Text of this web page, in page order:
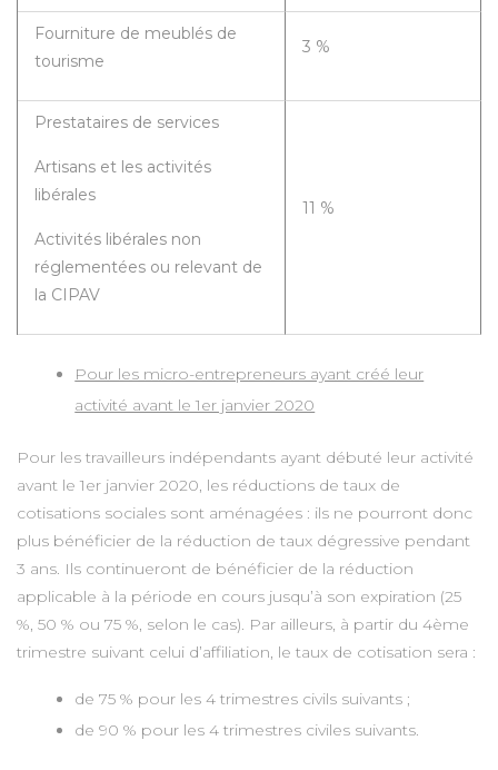
Fourniture de meublés de
tourisme
3 %
Prestataires de services
Artisans et les activités
libérales
Activités libérales non
réglementées ou relevant de
la CIPAV
11 %
Pour les micro-entrepreneurs ayant créé leur
activité avant le 1er janvier 2020
Pour les travailleurs indépendants ayant débuté leur activité
avant le 1er janvier 2020, les réductions de taux de
cotisations sociales sont aménagées : ils ne pourront donc
plus bénéficier de la réduction de taux dégressive pendant
3 ans. Ils continueront de bénéficier de la réduction
applicable à la période en cours jusqu’à son expiration (25
%, 50 % ou 75 %, selon le cas). Par ailleurs, à partir du 4ème
trimestre suivant celui d’affiliation, le taux de cotisation sera :
de 75 % pour les 4 trimestres civils suivants ;
de 90 % pour les 4 trimestres civiles suivants.